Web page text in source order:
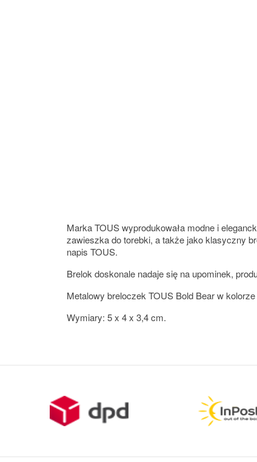
Marka TOUS wyprodukowała modne i
zawieszka do torebki, a także jako klasyczny
napis TOUS.
Brelok doskonale nadaje się na upominek,
Metalowy breloczek TOUS Bold Bear w
Wymiary: 5 x 4 x 3,4 cm.